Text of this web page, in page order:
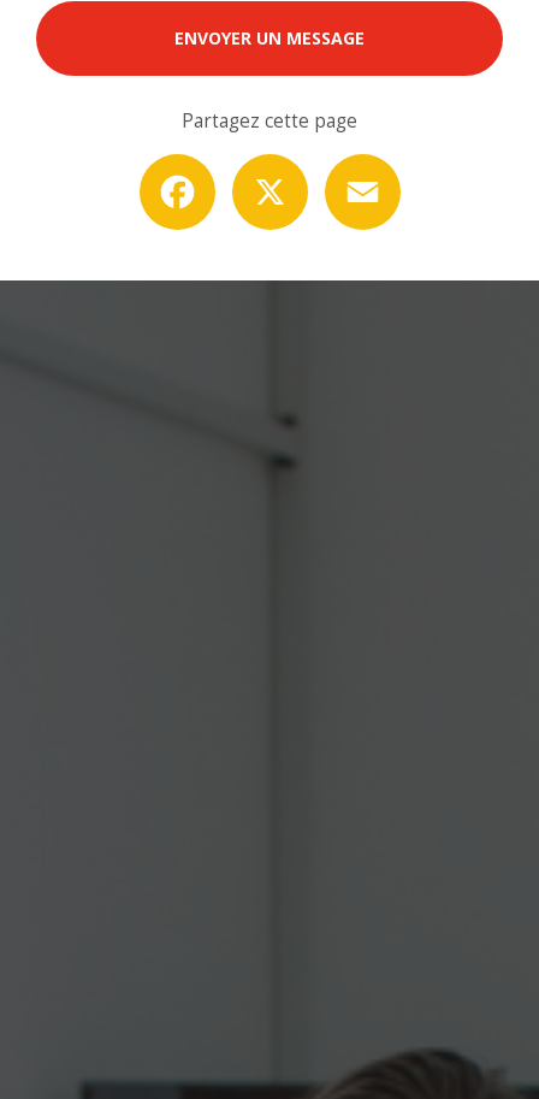
ENVOYER UN MESSAGE
Partagez cette page
Facebook